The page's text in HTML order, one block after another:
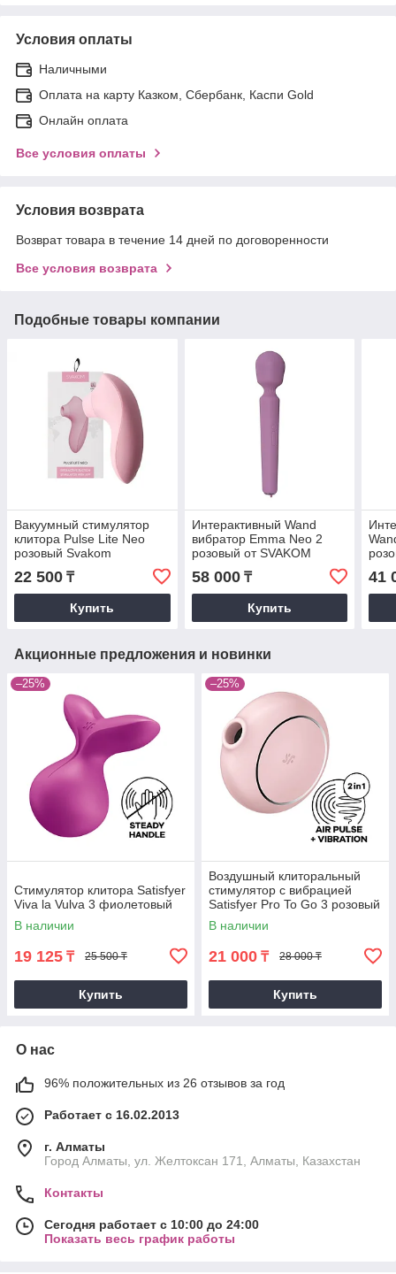
Условия оплаты
Наличными
Оплата на карту Казком, Сбербанк, Каспи Gold
Онлайн оплата
Все условия оплаты
Условия возврата
Возврат товара в течение 14 дней по договоренности
Все условия возврата
Подобные товары компании
Вакуумный стимулятор
клитора Pulse Lite Neo
розовый Svakom
22 500 ₸
Купить
Интерактивный Wand
вибратор Emma Neo 2
розовый от SVAKOM
58 000₸
Купить
41
Акционные предложения и новинки
–25%
Стимулятор клитора Satisfyer
Viva la Vulva 3 фиолетовый
В наличии
19 125 ₸ 25 500 ₸
Купить
–25%
Воздушный клиторальный
стимулятор с вибрацией
Satisfyer Pro To Go 3 розовый
В наличии
21 000 ₸ 28 000 ₸
Купить
О нас
96% положительных из 26 отзывов за год
Работает с 16.02.2013
г. Алматы
Город Алматы, ул. Желтоксан 171, Алматы, Казахстан
Контакты
Сегодня работает с 10:00 до 24:00
Показать весь график работы